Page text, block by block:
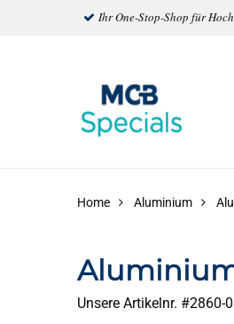
Ihr One-Stop-Shop für
Home Aluminium
Unsere Artikelnr. #2860-